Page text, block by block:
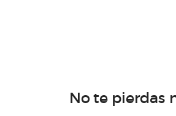
No te pierdas